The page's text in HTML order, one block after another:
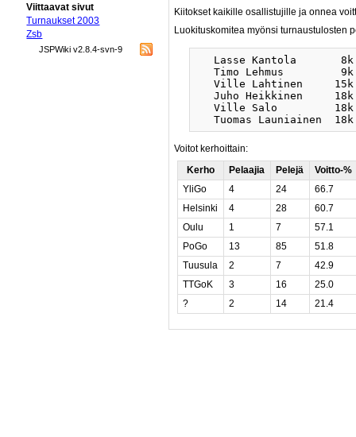
Kiitokset kaikille osallistujille ja onnea
Luokituskomitea myönsi turnaustulosten
Lasse Kantola
Timo Lehmus
Ville Lahtinen
Juho Heikkinen
Ville Salo
Voitot kerhoittain:
Kerho
Pelaajia Pelejä
Voitto-%
YliGo
4 24
66.7
Helsinki
4 28
60.7
Oulu
1 7
57.1
PoGo
13 85
51.8
Tuusula
2 7
42.9
TTGoK
3 16
25.0
?
2 14 21.4
Viittaavat sivut
Turnaukset 2003
Zsb
JSPWiki v2.8.4-svn-9